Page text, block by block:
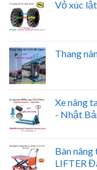
Vỏ xúc
Thang
Xe nâng
- Nhật
Bàn
LIFTER